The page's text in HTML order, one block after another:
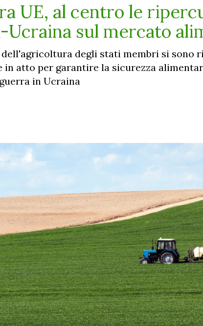
UE, al centro le
sul mercato
degli stati membri si sono
atto per garantire la sicurezza
in Ucraina